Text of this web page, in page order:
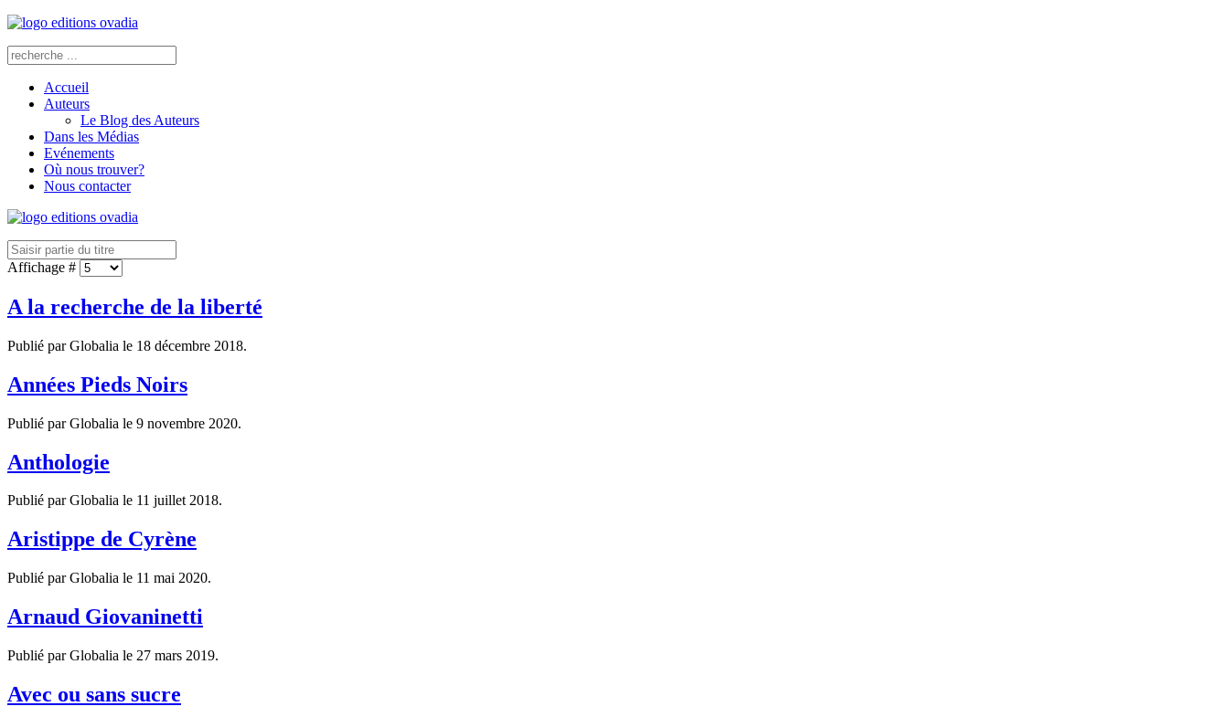
Accueil
Auteurs
Le Blog des Auteurs
Dans les Médias
Evénements
Où nous trouver?
Nous contacter
Affichage #
A la recherche de la liberté
Publié par Globalia le 18 décembre 2018.
Années Pieds Noirs
Publié par Globalia le 9 novembre 2020.
Anthologie
Publié par Globalia le 11 juillet 2018.
Aristippe de Cyrène
Publié par Globalia le 11 mai 2020.
Arnaud Giovaninetti
Publié par Globalia le 27 mars 2019.
Avec ou sans sucre